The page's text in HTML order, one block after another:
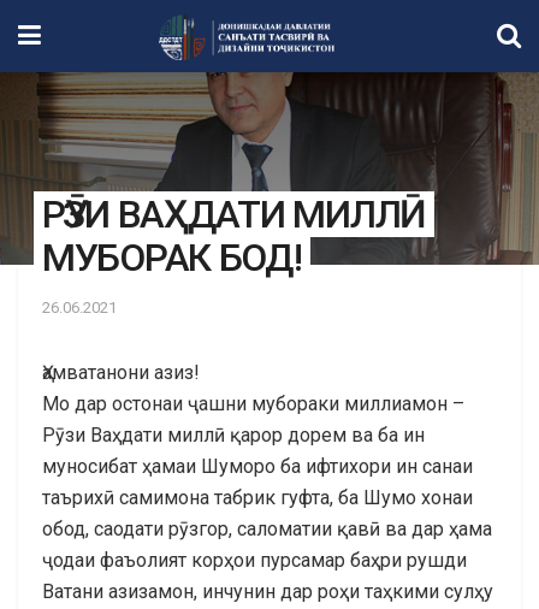
РӮЗИ ВАҲДАТИ МИЛЛӢ
МУБОРАК БОД!
26.06.2021
Ҳамватанони азиз!
Мо дар остонаи ҷашни мубораки миллиамон –
Рӯзи Ваҳдати миллӣ қарор дорем ва ба ин
муносибат ҳамаи Шуморо ба ифтихори ин санаи
таърихӣ самимона табрик гуфта, ба Шумо хонаи
обод, саодати рӯзгор, саломатии қавӣ ва дар ҳама
ҷодаи фаъолият корҳои пурсамар баҳри рушди
Ватани азизамон, инчунин дар роҳи таҳкими сулҳу